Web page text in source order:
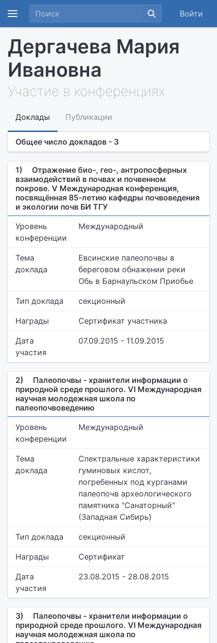
Войти
Дергачева Мария
Ивановна
Участие в конференциях
Доклады Публикации
Общее число докладов - 3
1)
Отражение био-, гео-, антропосферных
взаимодействий в почвах и почвенном
покрове. V Международная конференция,
посвящённая 85-летию кафедры почвоведения
и экологии почв БИ ТГУ
Уровень
конференции
Международный
Тема
доклада
Евсинские палеопочвы в
береговом обнажении реки
Обь в Барнаульском Приобье
Тип доклада секционный
Награды Сертификат участника
Дата
участия
07.09.2015 - 11.09.2015
2)
Палеопочвы - хранители информации о
природной среде прошлого. VI Международная
научная молодежная школа по
палеопочвоведению
Уровень
конференции
Международный
Тема
доклада
Спектральные характеристики
гуминовых кислот,
погребенных под курганами
палеопочв археологического
памятника "Санаторный"
(Западная Сибирь)
Тип доклада секционный
Награды Сертификат
Дата
участия
23.08.2015 - 28.08.2015
3)
Палеопочвы - хранители информации о
природной среде прошлого. VI Международная
научная молодежная школа по